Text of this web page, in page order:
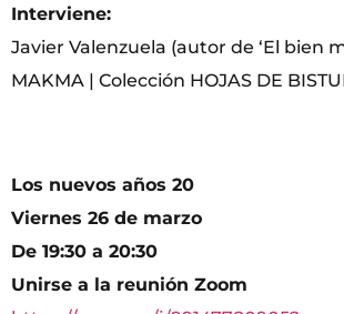
Interviene:
Javier Valenzuela (autor de ‘El bien
MAKMA | Colección HOJAS DE
Los nuevos años 20
Viernes 26 de marzo
De 19:30 a 20:30
Unirse a la reunión Zoom